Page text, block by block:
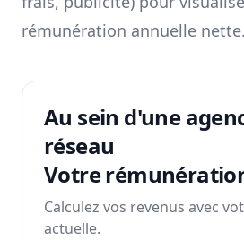
rémunération annuelle nette.
Au sein d'une
réseau
Votre
Calculez vos revenus avec
actuelle.